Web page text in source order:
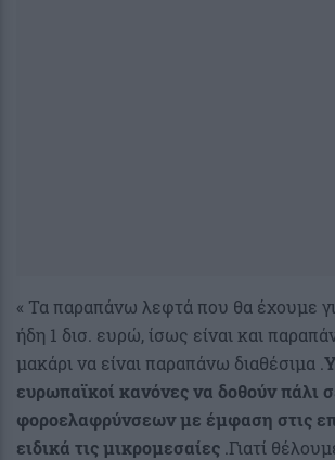
« Τα παραπάνω λεφτά που θα έχουμε
ήδη 1 δισ. ευρώ, ίσως είναι και
μακάρι να είναι παραπάνω διαθέσιμα .
ευρωπαϊκοί κανόνες να δοθούν πάλι
φοροελαφρύνσεων με έμφαση στις
ειδικά τις μικρομεσαίες .Γιατί